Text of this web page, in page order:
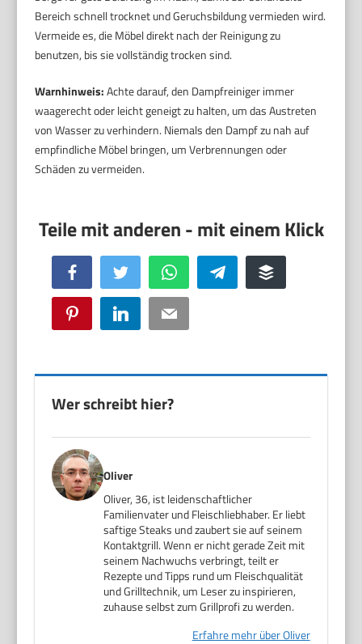
Bereich schnell trocknet und Geruchsbildung vermieden wird.
Vermeide es, die Möbel direkt nach der Reinigung zu
benutzen, bis sie vollständig trocken sind.
Warnhinweis:Achte darauf, den Dampfreiniger immer
waagerecht oder leicht geneigt zu halten, um das Austreten
von Wasser zu verhindern. Niemals den Dampf zu nah auf
empfindliche Möbel bringen, um Verbrennungen oder
Schäden zu vermeiden.
Facebook Twitter WhatsApp Telegram Buffer
Pinterest LinkedIn Email
Wer schreibt hier?
Oliver
Oliver, 36, ist leidenschaftlicher
Familienvater und Fleischliebhaber. Er liebt
saftige Steaks und zaubert sie auf seinem
Kontaktgrill. Wenn er nicht gerade Zeit mit
seinem Nachwuchs verbringt, teilt er
Rezepte und Tipps rund um Fleischqualität
und Grilltechnik, um Leser zu inspirieren,
zuhause selbst zum Grillprofi zu werden.
Erfahre mehr über Oliver